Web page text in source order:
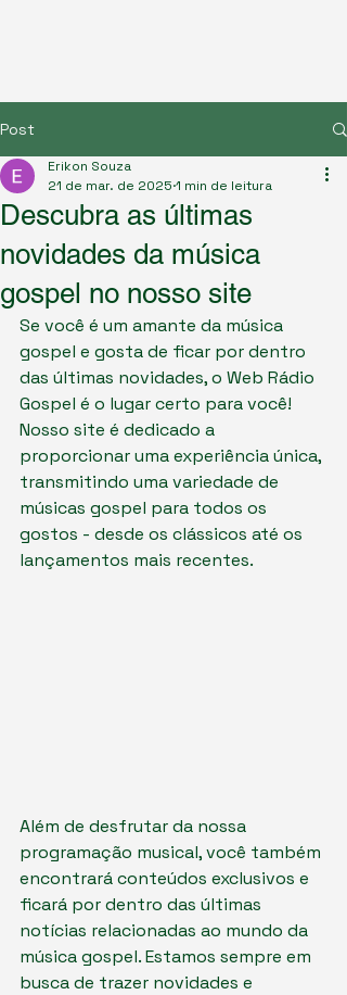
Post
Descubra as últimas
novidades da música
gospel no nosso site
Erikon Souza
21 de mar. de 2025 1 min de leitura
Se você é um amante da música
gospel e gosta de ficar por dentro
das últimas novidades, o Web Rádio
Gospel é o lugar certo para você!
Nosso site é dedicado a
proporcionar uma experiência única,
transmitindo uma variedade de
músicas gospel para todos os
gostos - desde os clássicos até os
lançamentos mais recentes.
Além de desfrutar da nossa
programação musical, você também
encontrará conteúdos exclusivos e
ficará por dentro das últimas
notícias relacionadas ao mundo da
música gospel. Estamos sempre em
busca de trazer novidades e